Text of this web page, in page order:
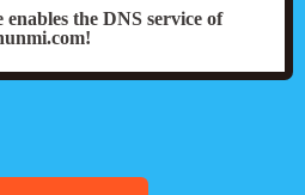
the DNS service of